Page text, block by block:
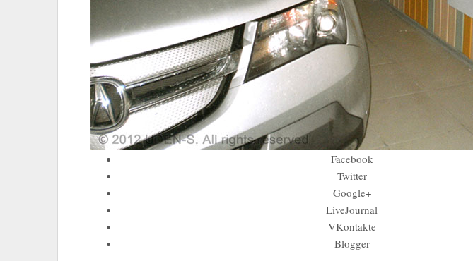
Facebook
Twitter
Google+
LiveJournal
VKontakte
Blogger